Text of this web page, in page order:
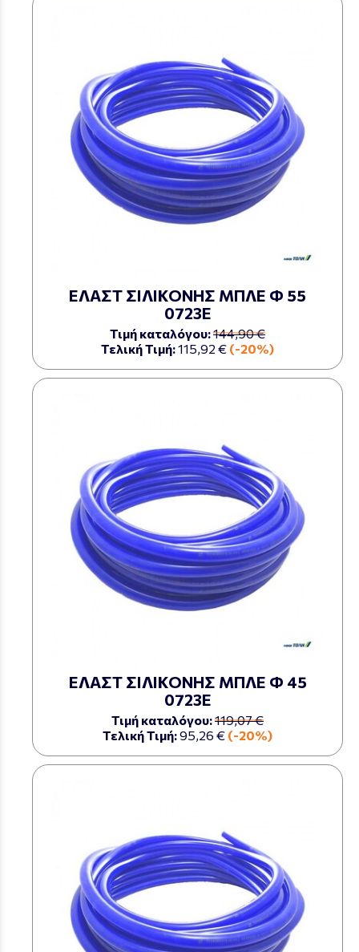
ΕΛΑΣΤ ΣΙΛΙΚΟΝΗΣ ΜΠΛΕ Φ 55
0723Ε
Τιμή καταλόγου:144,90 €
Τελική Τιμή:115,92 € (-20%)
ΕΛΑΣΤ ΣΙΛΙΚΟΝΗΣ ΜΠΛΕ Φ 45
0723Ε
Τιμή καταλόγου:119,07 €
Τελική Τιμή:95,26 € (-20%)